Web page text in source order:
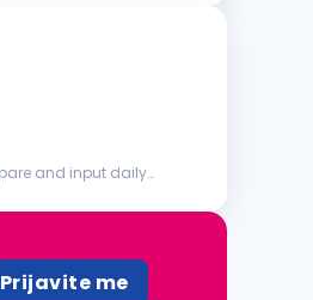
Prijavite me